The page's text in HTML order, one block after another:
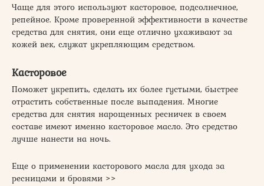
Чаще для этого используют касторовое, подсолнечное,
репейное. Кроме проверенной эффективности в качестве
средства для снятия, они еще отлично ухаживают за
кожей век, служат укрепляющим средством.
Касторовое
Поможет укрепить, сделать их более густыми, быстрее
отрастить собственные после выпадения. Многие
средства для снятия нарощенных ресничек в своем
составе имеют именно касторовое масло. Это средство
лучше нанести на ночь.
Еще о применении касторового масла для ухода за
ресницами и бровями >>